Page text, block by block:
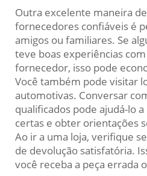
Outra excelente maneira
fornecedores confiáveis é
amigos ou familiares. Se
teve boas experiências
fornecedor, isso pode
Você também pode visitar
automotivas. Conversar
qualificados pode ajudá-lo
certas e obter orientações
Ao ir a uma loja, verifique
de devolução satisfatória.
você receba a peça errada